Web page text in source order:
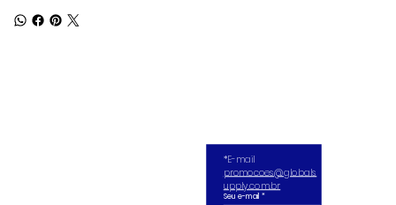
promocoes@globals
upply.com.br
Seu e-mail *